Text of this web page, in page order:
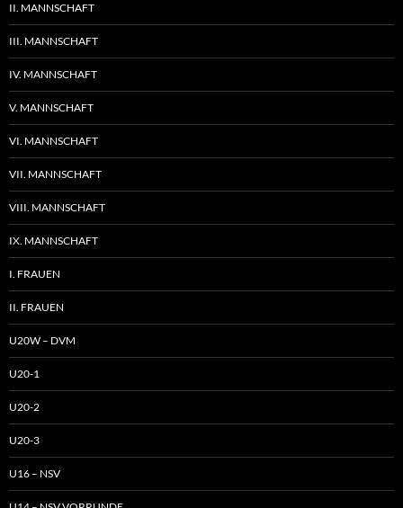
II. MANNSCHAFT
III. MANNSCHAFT
IV. MANNSCHAFT
V. MANNSCHAFT
VI. MANNSCHAFT
VII. MANNSCHAFT
VIII. MANNSCHAFT
IX. MANNSCHAFT
I. FRAUEN
II. FRAUEN
U20W – DVM
U20-1
U20-2
U20-3
U16 – NSV